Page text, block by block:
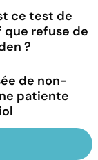
ce test de
refuse de
?
de non-
patiente